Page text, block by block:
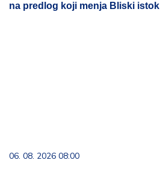
na predlog koji menja Bliski istok
06. 08. 2026 08:00